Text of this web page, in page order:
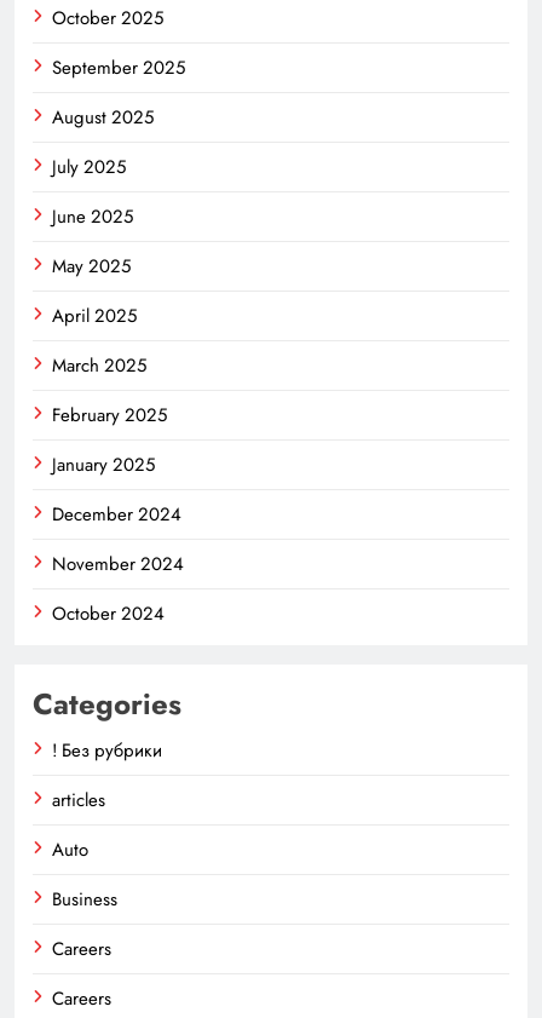
October 2025
September 2025
August 2025
July 2025
June 2025
May 2025
April 2025
March 2025
February 2025
January 2025
December 2024
November 2024
October 2024
Categories
! Без рубрики
articles
Auto
Business
Careers
Careers